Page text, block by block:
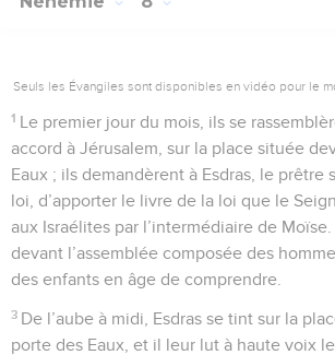
Seuls les Évangiles sont disponibles en vidéo pour le
1 Le premier jour du mois, ils se
accord à Jérusalem, sur la place située
Eaux ; ils demandèrent à Esdras, le prêtre
loi, d’apporter le livre de la loi que le
aux Israélites par l’intermédiaire de Moïse.
devant l’assemblée composée des
des enfants en âge de comprendre.
3 De l’aube à midi, Esdras se tint sur la
porte des Eaux, et il leur lut à haute voix